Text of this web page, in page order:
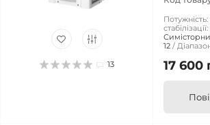
13
Потужність:
стабілізації:
12
17 600